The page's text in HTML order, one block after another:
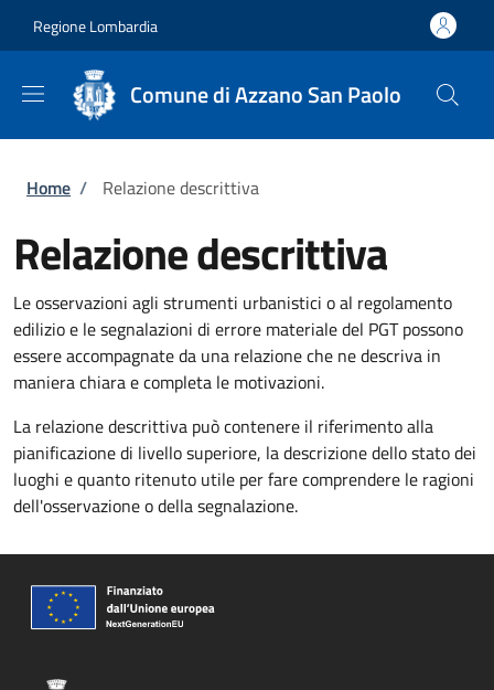
Regione Lombardia
Comune di Azzano San Paolo
Briciole di pane
Home / Relazione descrittiva
Relazione descrittiva
Le osservazioni agli strumenti urbanistici o al regolamento
edilizio e le segnalazioni di errore materiale del PGT possono
essere accompagnate da una relazione che ne descriva in
maniera chiara e completa le motivazioni.
La relazione descrittiva può contenere il riferimento alla
pianificazione di livello superiore, la descrizione dello stato dei
luoghi e quanto ritenuto utile per fare comprendere le ragioni
dell'osservazione o della segnalazione.